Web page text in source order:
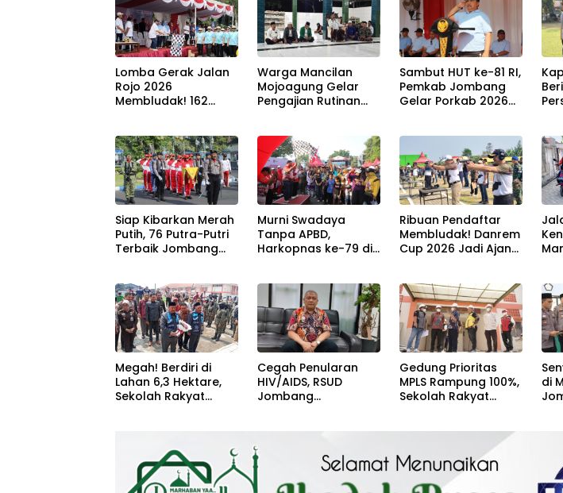
Lomba Gerak Jalan
Rojo 2026
Membludak! 162
Jombang
Warga Mancilan
Mojoagung Gelar
Pengajian Rutinan
Agustus Ke- 81 RI
Sambut HUT ke-81 RI,
Pemkab Jombang
Gelar Porkab 2026
ASN
Siap Kibarkan Merah
Putih, 76 Putra-Putri
Terbaik Jombang
di Pendopo
Kabupaten
Murni Swadaya
Tanpa APBD,
Harkopnas ke-79 di
dan Dimeriahkan
Ribuan Warga
Ribuan Pendaftar
Membludak! Danrem
Cup 2026 Jadi Ajang
di Jombang
Megah! Berdiri di
Lahan 6,3 Hektare,
Sekolah Rakyat
Prasejahtera
Cegah Penularan
HIV/AIDS, RSUD
Jombang
Gedung Prioritas
MPLS Rampung 100%,
Sekolah Rakyat
di